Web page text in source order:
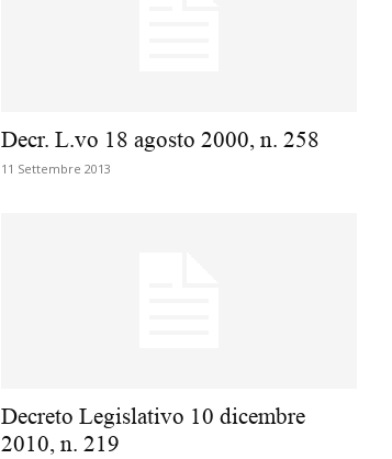
Decr. L.vo 18 agosto 2000, n. 258
11 Settembre 2013
Decreto Legislativo 10 dicembre
2010, n. 219